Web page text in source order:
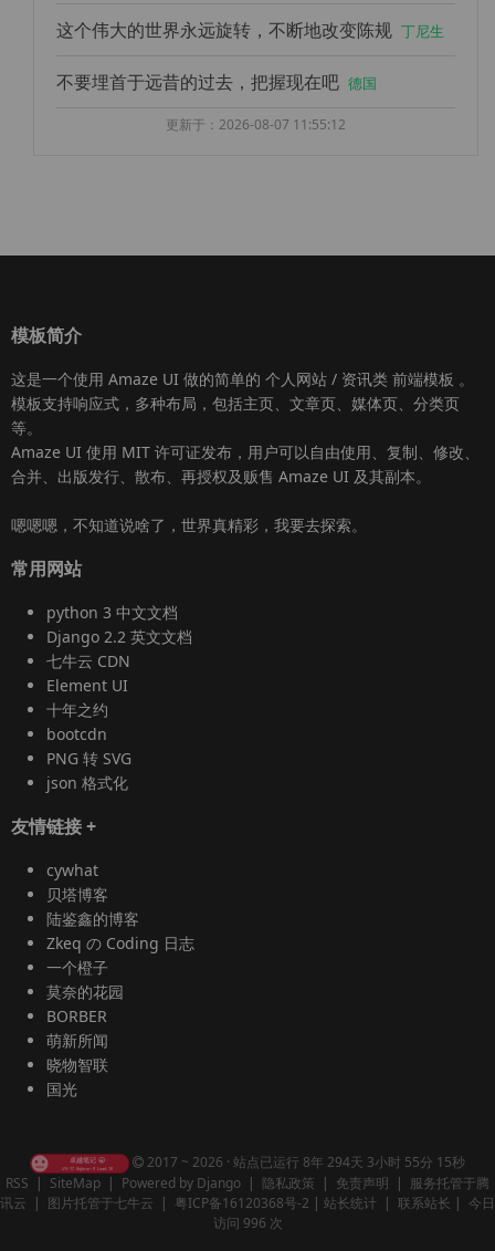
这个伟大的世界永远旋转，不断地改变陈规 丁尼生
不要埋首于远昔的过去，把握现在吧 德国
更新于：2026-08-07 11:55:12
模板简介
这是一个使用 Amaze UI 做的简单的 个人网站 / 资讯类 前端模板 。
模板支持响应式，多种布局，包括主页、文章页、媒体页、分类页
等。
Amaze UI 使用 MIT 许可证发布，用户可以自由使用、复制、修改、
合并、出版发行、散布、再授权及贩售 Amaze UI 及其副本。
嗯嗯嗯，不知道说啥了，世界真精彩，我要去探索。
常用网站
python 3 中文文档
Django 2.2 英文文档
七牛云 CDN
Element UI
十年之约
bootcdn
PNG 转 SVG
json 格式化
友情链接+
cywhat
贝塔博客
陆鉴鑫的博客
Zkeq の Coding 日志
一个橙子
莫奈的花园
BORBER
萌新所闻
晓物智联
国光
2017 ~ 2026 · 站点已运行 8年 294天 3小时 55分 16秒
RSS | SiteMap | Powered by Django | 隐私政策 | 免责声明 | 服务托管于腾
讯云 | 图片托管于七牛云 | 粤ICP备16120368号-2 | 站长统计 | 联系站长 | 今日
访问 996 次